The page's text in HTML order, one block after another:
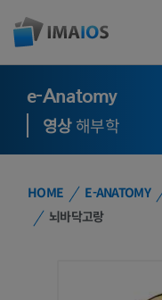
e-Anatomy
영상해부학
HOME E-ANATOMY
뇌바닥고랑